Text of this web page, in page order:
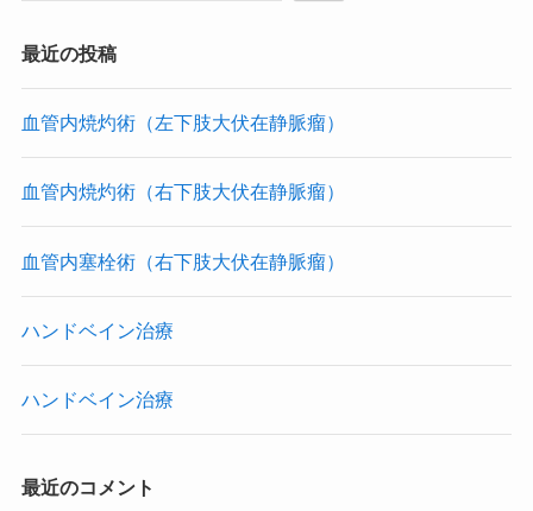
最近の投稿
血管内焼灼術（左下肢大伏在静脈瘤）
血管内焼灼術（右下肢大伏在静脈瘤）
血管内塞栓術（右下肢大伏在静脈瘤）
ハンドベイン治療
ハンドベイン治療
最近のコメント